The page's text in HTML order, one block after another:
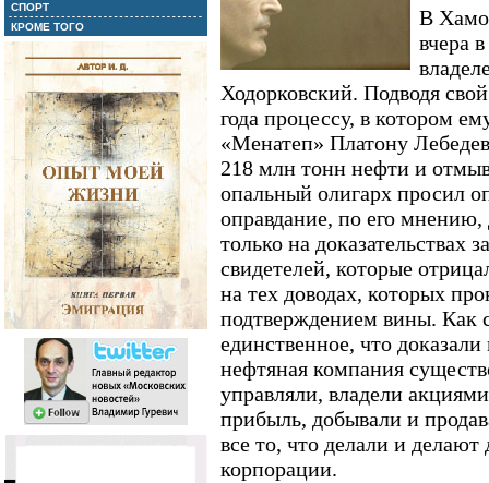
СПОРТ
КРОМЕ ТОГО
В
вчера
Ходорковский. Подводя
года процессу, в котором
«Менатеп» Платону
218 млн тонн нефти и
опальный олигарх просил
оправдание, по его мнению,
только на доказательствах
свидетелей, которые
на тех доводах, которых
подтверждением вины. Как
единственное, что
нефтяная компания
управляли, владели
прибыль, добывали и
все то, что делали и
корпорации.